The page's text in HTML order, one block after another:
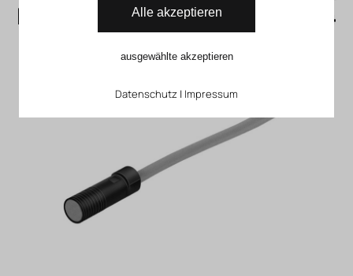
Näherungsschalter CRSMEO4
Alle akzeptieren
ausgewählte akzeptieren
Datenschutz | Impressum